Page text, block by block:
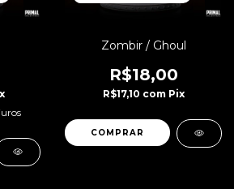
Zombir / Ghoul
R$18,00
R$17,10 com Pix